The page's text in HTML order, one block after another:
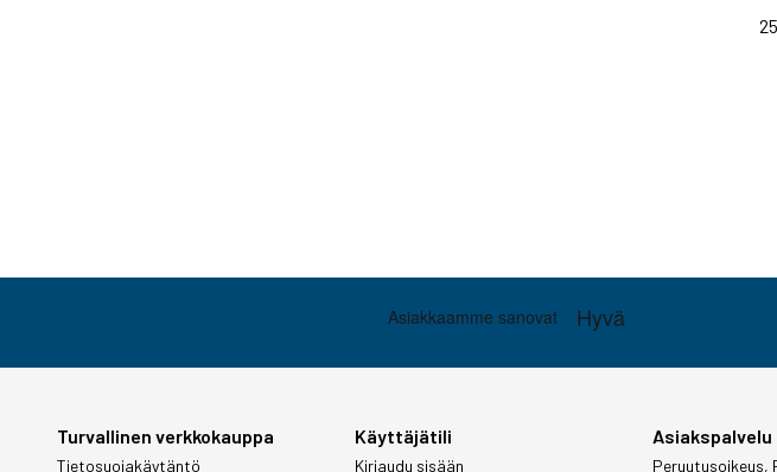
Turvallinen verkkokauppa
Tietosuojakäytäntö
Käyttäjätili
Kirjaudu sisään
Asiakspalvelu
Peruutusoikeus,